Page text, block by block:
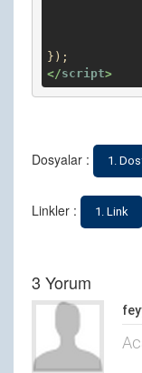
</script>
Dosyalar : 1.
Linkler : 1. Link
3 Yorum